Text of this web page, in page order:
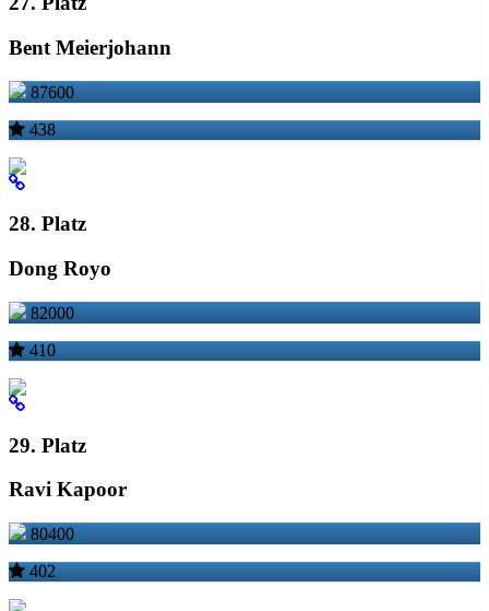
Bent Meierjohann
87600
438
28. Platz
Dong Royo
82000
410
29. Platz
Ravi Kapoor
80400
402